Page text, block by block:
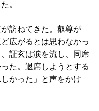
。
訪ねてきた。叡尊が
広がるとは思わなかっ
証玄は涙を流し、同席
た。退席しようとする
かった」と声をかけ